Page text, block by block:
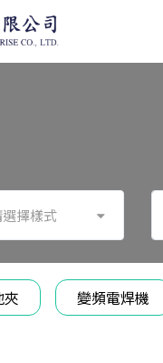
選擇樣式
變頻電焊機